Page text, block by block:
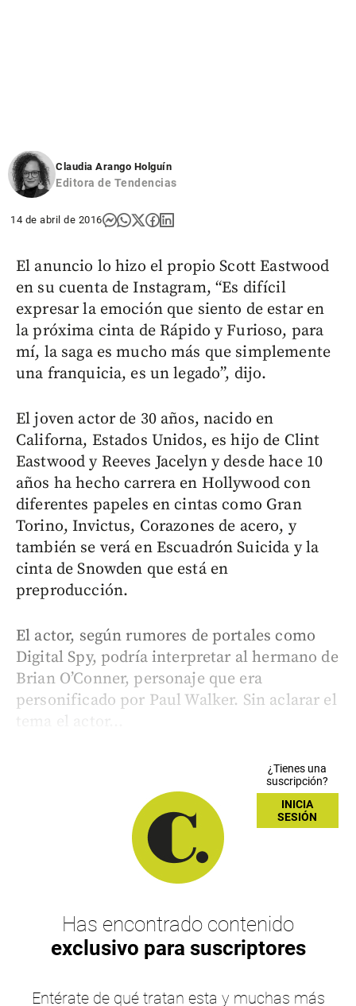
Claudia Arango Holguín
Editora de Tendencias
14 de abril de 2016
El anuncio lo hizo el propio Scott Eastwood
en su cuenta de Instagram, “Es difícil
expresar la emoción que siento de estar en
la próxima cinta de Rápido y Furioso, para
mí, la saga es mucho más que simplemente
una franquicia, es un legado”, dijo.
El joven actor de 30 años, nacido en
Californa, Estados Unidos, es hijo de Clint
Eastwood y Reeves Jacelyn y desde hace 10
años ha hecho carrera en Hollywood con
diferentes papeles en cintas como Gran
Torino, Invictus, Corazones de acero, y
también se verá en Escuadrón Suicida y la
cinta de Snowden que está en
preproducción.
El actor, según rumores de portales como
Digital Spy, podría interpretar al hermano de
Brian O’Conner, personaje que era
personificado por Paul Walker. Sin aclarar el
tema el actor...
¿Tienes una
suscripción?
INICIA
SESIÓN
Has encontrado contenido
exclusivo para suscriptores
Entérate de qué tratan esta y muchas más